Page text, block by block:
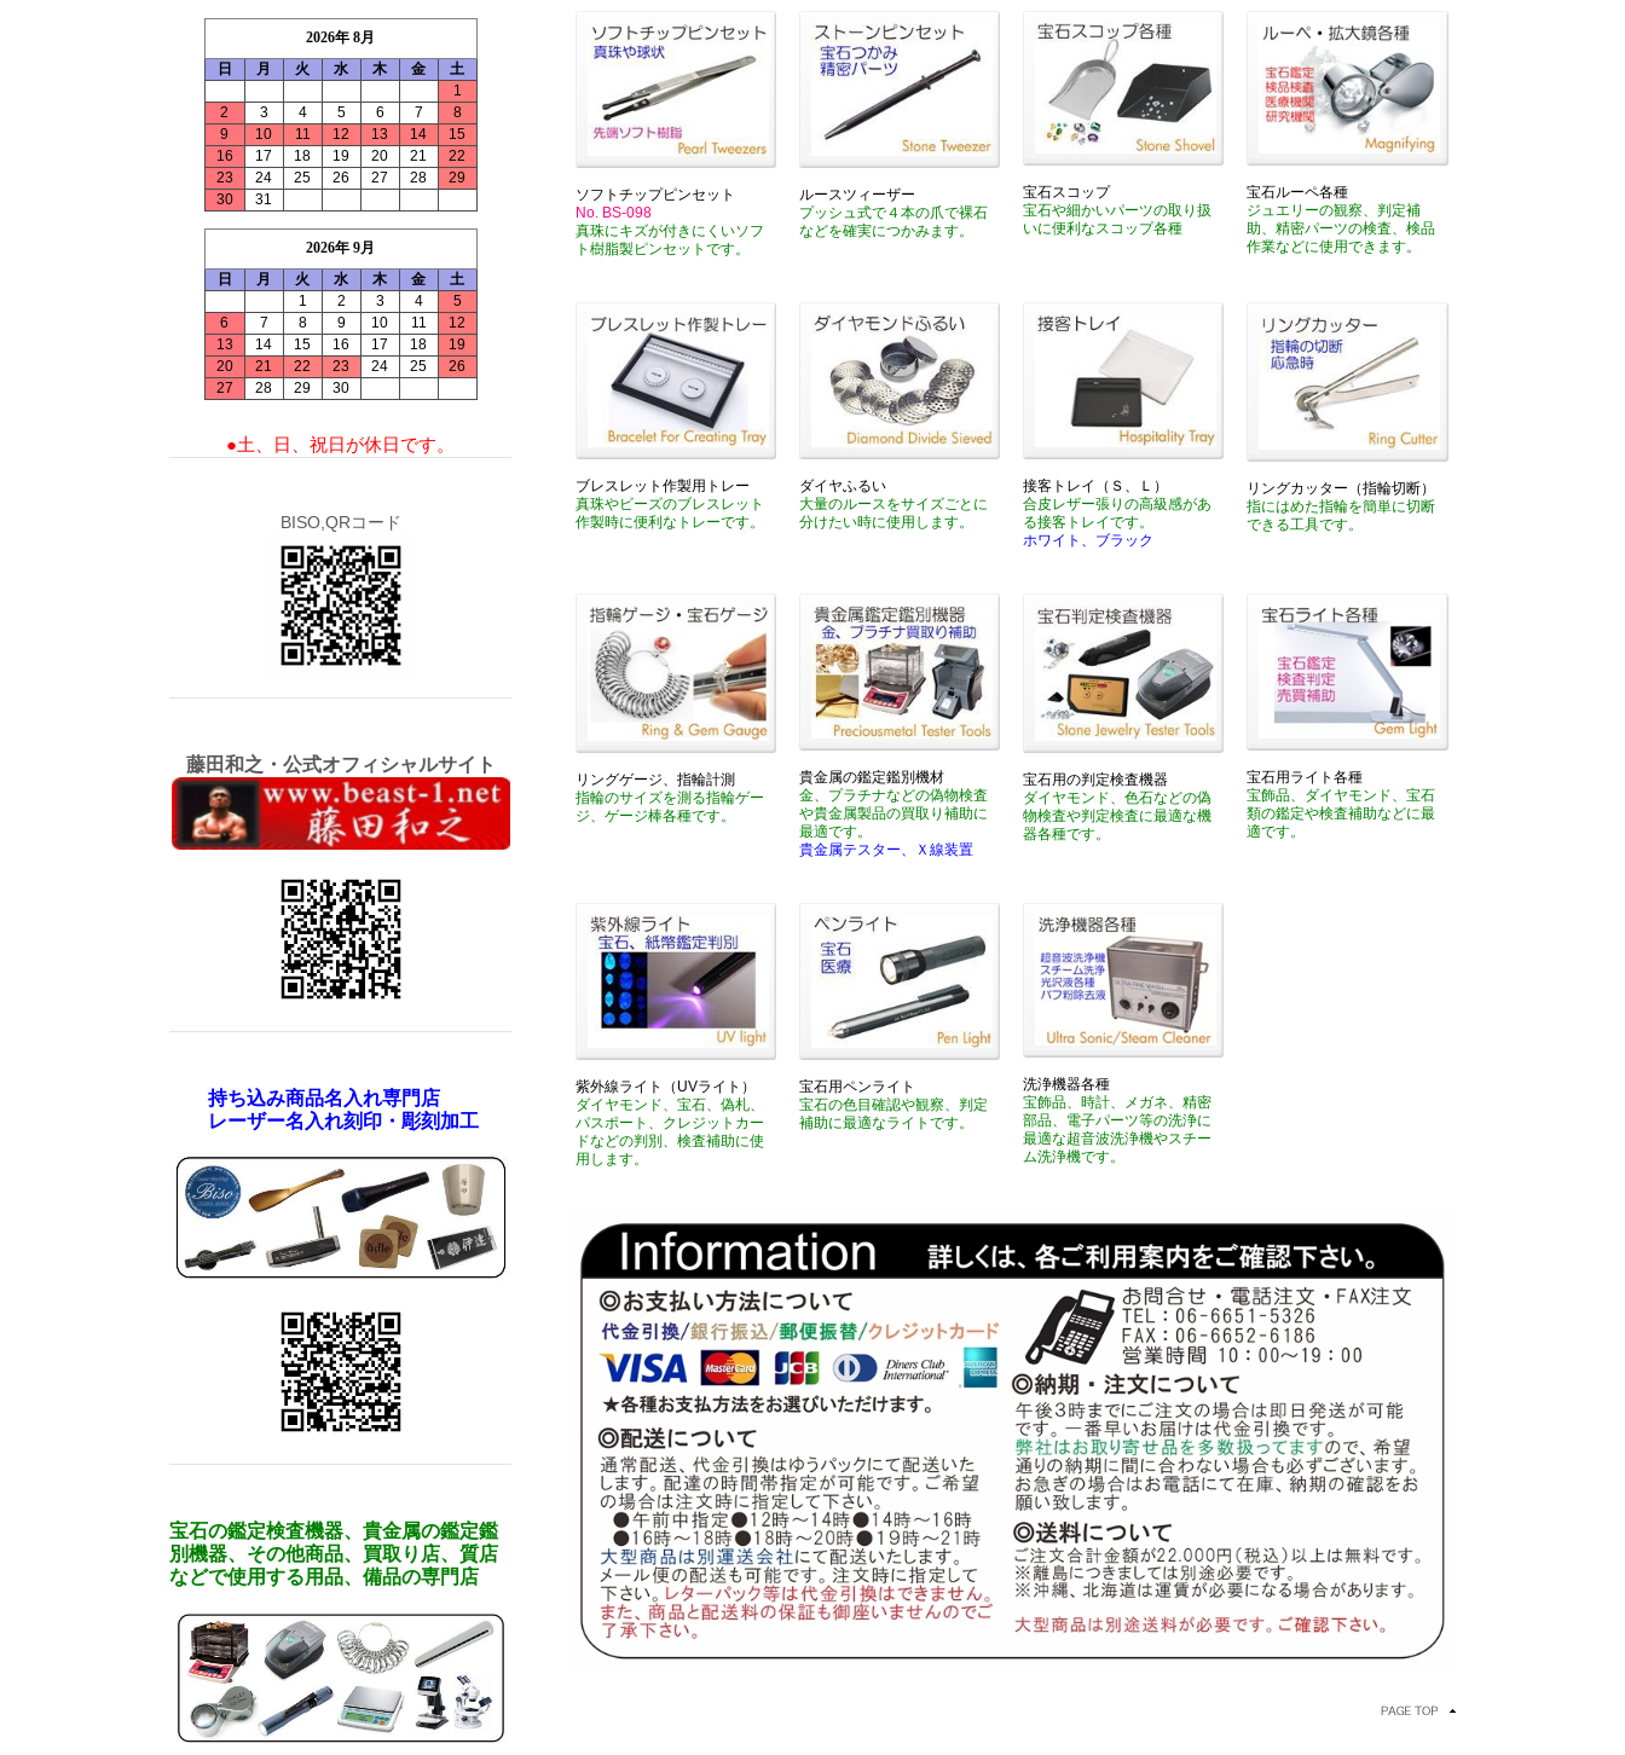
ソフトチップピンセット
No. BS-098
真珠にキズが付きにくいソフ
ト樹脂製ピンセットです。
ルースツィーザー
プッシュ式で４本の爪で裸石
などを確実につかみます。
宝石スコップ
宝石や細かいパーツの取り扱
いに便利なスコップ各種
宝石ルーペ各種
ジュエリーの観察、判定補
助、精密パーツの検査、検品
作業などに使用できます。
ブレスレット作製用トレー
真珠やビーズのブレスレット
作製時に便利なトレーです。
ダイヤふるい
大量のルースをサイズごとに
分けたい時に使用します。
接客トレイ（Ｓ、Ｌ）
合皮レザー張りの高級感があ
る接客トレイです。
ホワイト、ブラック
リングカッター（指輪切断）
指にはめた指輪を簡単に切断
できる工具です。
リングゲージ、指輪計測
指輪のサイズを測る指輪ゲー
ジ、ゲージ棒各種です。
貴金属の鑑定鑑別機材
金、プラチナなどの偽物検査
や貴金属製品の買取り補助に
最適です。
貴金属テスター、Ｘ線装置
宝石用の判定検査機器
ダイヤモンド、色石などの偽
物検査や判定検査に最適な機
器各種です。
宝石用ライト各種
宝飾品、ダイヤモンド、宝石
類の鑑定や検査補助などに最
適です。
紫外線ライト（UVライト）
ダイヤモンド、宝石、偽札、
パスポート、クレジットカー
ドなどの判別、検査補助に使
用します。
宝石用ペンライト
宝石の色目確認や観察、判定
補助に最適なライトです。
洗浄機器各種
宝飾品、時計、メガネ、精密
部品、電子パーツ等の洗浄に
最適な超音波洗浄機やスチー
ム洗浄機です。
2026年 8月
日
月 火 水 木 金
土
1
2
3 4 5 6 7
8
9
10 11 12 13 14
15
16
17 18 19 20 21
22
23
24 25 26 27 28
29
30
31
2026年 9月
日
月 火 水 木 金
土
1
2 3 4
5
6
7 8 9 10 11
12
13
14 15 16 17 18
19
20
21 22 23 24 25
26
27
28 29 30
●土、日、祝日が休日です。
BISO,QRコード
藤田和之・公式オフィシャルサイト
持ち込み商品名入れ専門店
レーザー名入れ刻印・彫刻加工
宝石の鑑定検査機器、貴金属の鑑定鑑
別機器、その他商品、買取り店、質店
などで使用する用品、備品の専門店